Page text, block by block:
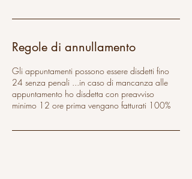
Regole di annullamento
Gli appuntamenti possono essere disdetti fino
24 senza penali ...in caso di mancanza alle
appuntamento ho disdetta con preavviso
minimo 12 ore prima vengano fatturati 100%